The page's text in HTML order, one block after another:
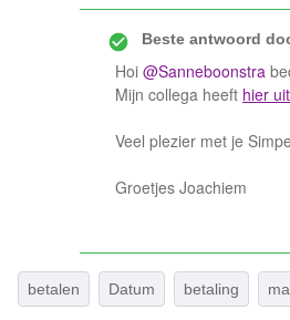
Beste antwoord
Hoi @Sanneboonstra
Mijn collega heeft hier
Veel plezier met je
Groetjes Joachiem
betalen Datum betaling